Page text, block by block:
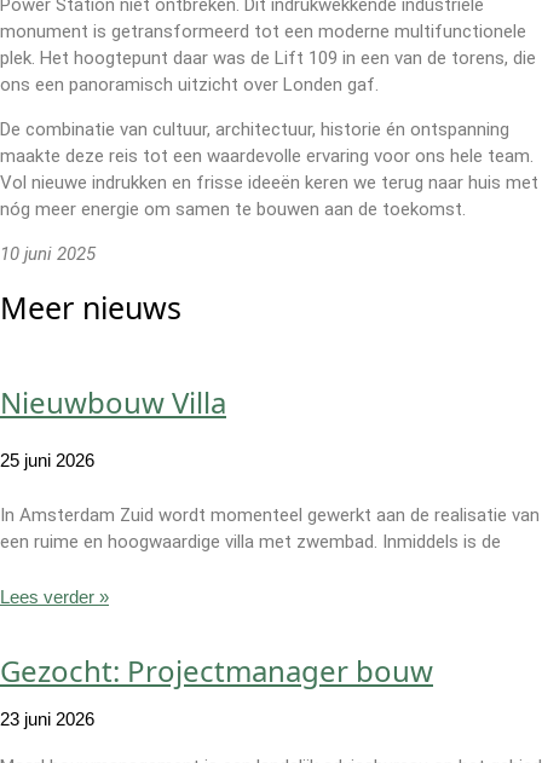
Power Station niet ontbreken. Dit indrukwekkende industriële
monument is getransformeerd tot een moderne multifunctionele
plek. Het hoogtepunt daar was de Lift 109 in een van de torens, die
ons een panoramisch uitzicht over Londen gaf.
De combinatie van cultuur, architectuur, historie én ontspanning
maakte deze reis tot een waardevolle ervaring voor ons hele team.
Vol nieuwe indrukken en frisse ideeën keren we terug naar huis met
nóg meer energie om samen te bouwen aan de toekomst.
10 juni 2025
Meer nieuws
Nieuwbouw Villa
25 juni 2026
In Amsterdam Zuid wordt momenteel gewerkt aan de realisatie van
een ruime en hoogwaardige villa met zwembad. Inmiddels is de
Lees verder »
Gezocht: Projectmanager bouw
23 juni 2026